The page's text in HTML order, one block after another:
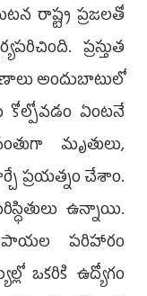
రాష్ట్ర ప్రజలతో
ప్రస్తుత
అందుబాటులో
ఏంటనే
మృతులు,
ప్రయత్నం చేశాం.
ఉన్నాయి.
పరిహారం
ఒకరికి ఉద్యోగం